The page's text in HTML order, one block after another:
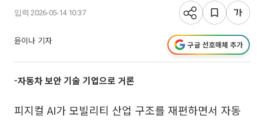
입력 2026-05-14 10:37
윤이나 기자 구글 선호매체 추가
-자동차 보안 기술 기업으로 거론
피지컬 AI가 모빌리티 산업 구조를 재편하면서 자동